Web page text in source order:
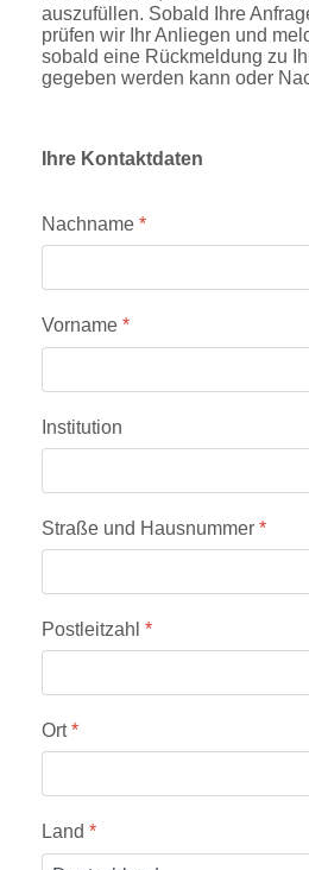
auszufüllen. Sobald Ihre
prüfen wir Ihr Anliegen und
sobald eine Rückmeldung zu
gegeben werden kann oder
Ihre Kontaktdaten
Nachname *
Vorname *
Institution
Straße und Hausnummer *
Postleitzahl *
Ort*
Land *